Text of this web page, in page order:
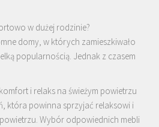
w dużej rodzinie?
domy, w których zamieszkiwało
popularnością. Jednak z czasem
i relaks na świeżym powietrzu
która powinna sprzyjać relaksowi i
Wybór odpowiednich mebli